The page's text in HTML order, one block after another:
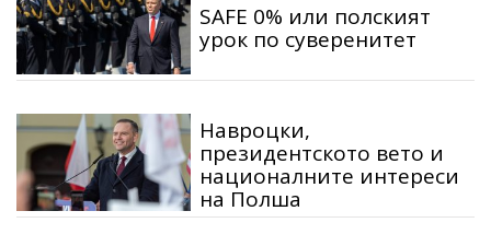
SAFE 0% или полският
урок по суверенитет
Навроцки,
президентското вето и
националните интереси
на Полша